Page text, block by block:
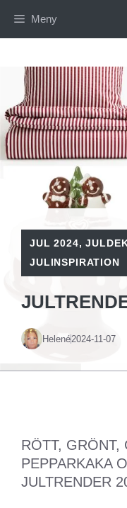
Meny
JUL 2024,
JULINSPIRATION
Helené2024-11-07
RÖTT, GRÖNT,
PEPPARKAKA
JULTRENDER